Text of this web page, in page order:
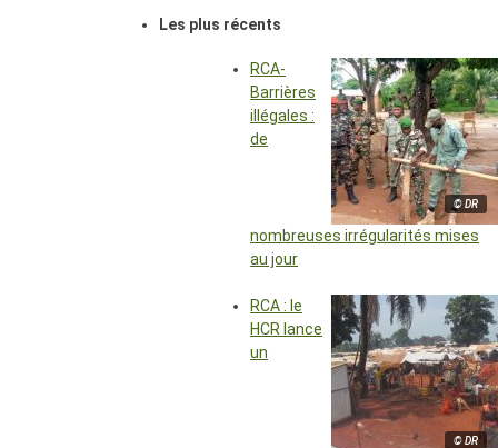
Les plus récents
© DR
RCA-
Barrières
illégales :
de
nombreuses irrégularités mises
au jour
© DR
RCA : le
HCR lance
un